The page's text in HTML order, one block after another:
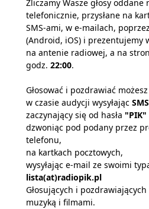
Zliczamy Wasze głosy
telefonicznie, przysłane na
SMS-ami, w e-mailach,
(Android, iOS) i prezentujemy
na antenie radiowej, a na
godz. 22:00.
Głosować i pozdrawiać
w czasie audycji wysyłając SMS
zaczynający się od hasła "PIK"
dzwoniąc pod podany przez
telefonu,
na kartkach pocztowych,
wysyłając e-mail ze swoimi
lista(at)radiopik.pl
Głosujących i
muzyką i filmami.